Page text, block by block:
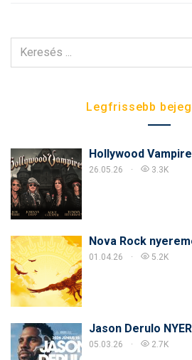
ERRE:
Legfrissebb
Hollywood
26.05.26 3.3K
Nova Rock
01.04.26 5.2K
Jason Derulo
05.03.26 2.7K